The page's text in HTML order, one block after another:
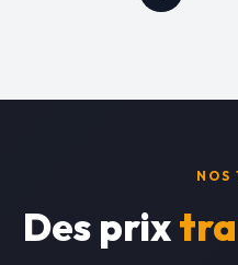
NOS
Des prix